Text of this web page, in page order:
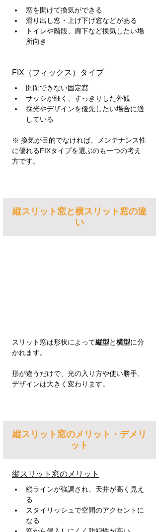
窓を開けて換気ができる
滑り出し窓・上げ下げ窓などがある
トイレや階段、廊下など換気したい場
所向き
FIX（フィックス）タイプ
開閉できない固定窓
サッシが細く、すっきりした外観
採光やデザインを優先したい場合に適
している
※ 換気が目的でなければ、メンテナンス性
に優れるFIXタイプを選ぶのも一つの考え
方です。
縦スリット窓と横スリット窓の違
い
スリット窓は形状によって縦型と横型に分
かれます。
形が違うだけで、光の入り方や使い勝手、
デザインは大きく変わります。
縦スリット窓のメリット・デメリ
ット
縦スリット窓のメリット
縦ラインが強調され、天井が高く見え
る
スタイリッシュで空間のアクセントに
なる